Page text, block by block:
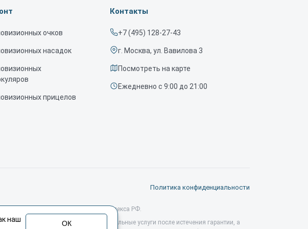
очков
насадок
прицелов
Контакты
+7 (495) 128-27-43
г. Москва, ул. Вавилова 3
Посмотреть на карте
Ежедневно с 9:00 до 21:00
Политика конфиденциальности
статьи 437 Гражданского кодекса РФ.
Предоставляем профессиональные услуги после истечения гарантии, а
наш
ОК